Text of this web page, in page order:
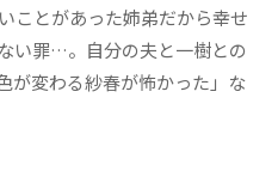
ことがあった姉弟だから幸せ
い罪…。自分の夫と一樹との
が変わる紗春が怖かった」な